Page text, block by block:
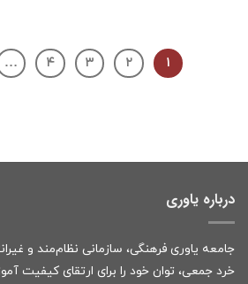
۱ ۲ ۳ ۴ …
درباره یاوری
جامعه یاوری فرهنگی، سازمانی نظام‌مند و
خرد جمعی، توان خود را برای ارتقای کیفیت